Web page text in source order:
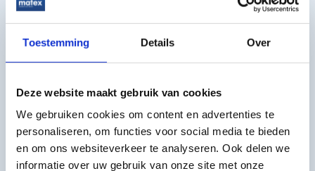
Toestemming Details Over
Deze website maakt gebruik van cookies
We gebruiken cookies om content en advertenties te
personaliseren, om functies voor social media te bieden
en om ons websiteverkeer te analyseren. Ook delen we
informatie over uw gebruik van onze site met onze
Ronald Jacobs
Technisch Tekenaar
+31 (0)30 227 1111